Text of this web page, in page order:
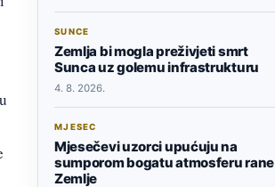
SUNCE
Zemlja bi mogla preživjeti smrt
Sunca uz golemu infrastrukturu
4. 8. 2026.
MJESEC
Mjesečevi uzorci upućuju na
sumporom bogatu atmosferu rane
Zemlje